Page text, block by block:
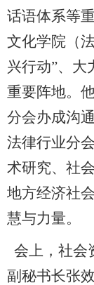
话语体系等
文化学院（
兴行动”、大
重要阵地。
分会办成沟
法律行业分
术研究、社
地方经济社
慧与力量。
会上，社会
副秘书长张